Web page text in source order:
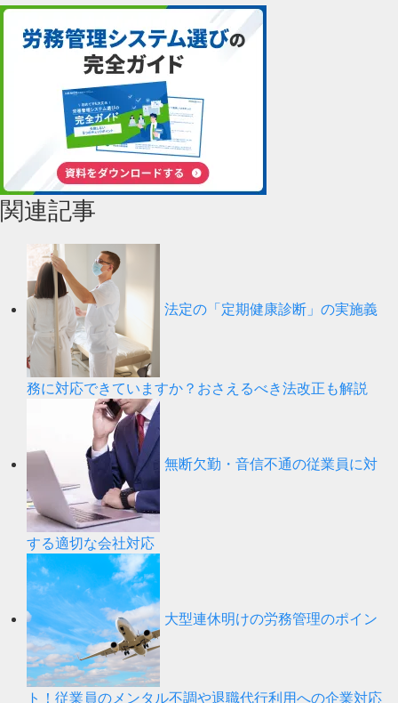
関連記事
法定の「定期健康診断」の実施義
務に対応できていますか？おさえるべき法改正も解説
無断欠勤・音信不通の従業員に対
する適切な会社対応
大型連休明けの労務管理のポイン
ト！従業員のメンタル不調や退職代行利用への企業対応